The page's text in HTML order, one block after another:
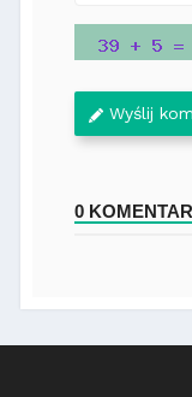
Wyślij
0